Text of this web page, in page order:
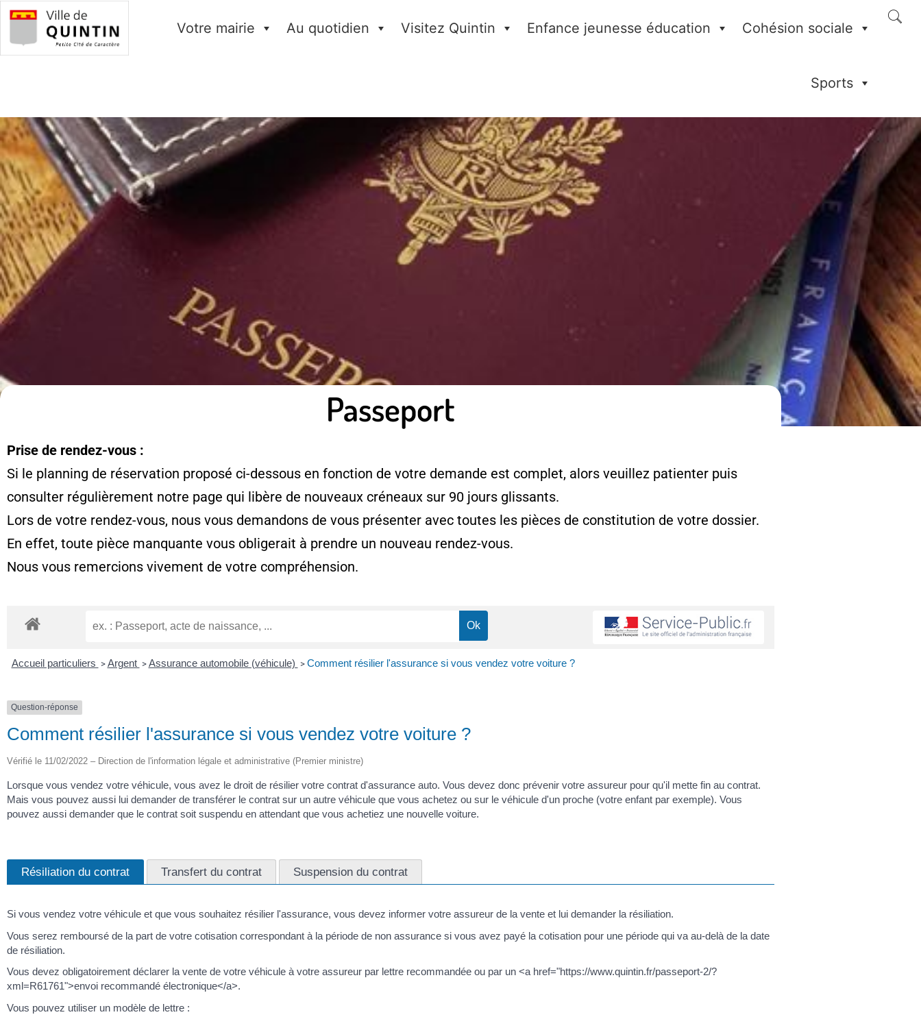
Votre mairie Au quotidien Visitez Quintin Enfance jeunesse éducation Cohésion sociale
Sports
Passeport
Prise de rendez-vous :
Si le planning de réservation proposé ci-dessous en fonction de votre demande est complet, alors veuillez patienter puis
consulter régulièrement notre page qui libère de nouveaux créneaux sur 90 jours glissants.
Lors de votre rendez-vous, nous vous demandons de vous présenter avec toutes les pièces de constitution de votre dossier.
En effet, toute pièce manquante vous obligerait à prendre un nouveau rendez-vous.
Nous vous remercions vivement de votre compréhension.
Accueil particuliers > Argent > Assurance automobile (véhicule) > Comment résilier l'assurance si vous vendez votre voiture ?
Question-réponse
Comment résilier l'assurance si vous vendez votre voiture ?
Vérifié le 11/02/2022 – Direction de l'information légale et administrative (Premier ministre)
Lorsque vous vendez votre véhicule, vous avez le droit de résilier votre contrat d'assurance auto. Vous devez donc prévenir votre assureur pour qu'il mette fin au contrat.
Mais vous pouvez aussi lui demander de transférer le contrat sur un autre véhicule que vous achetez ou sur le véhicule d'un proche (votre enfant par exemple). Vous
pouvez aussi demander que le contrat soit suspendu en attendant que vous achetiez une nouvelle voiture.
Résiliation du contrat Transfert du contrat Suspension du contrat
Si vous vendez votre véhicule et que vous souhaitez résilier l'assurance, vous devez informer votre assureur de la vente et lui demander la résiliation.
Vous serez remboursé de la part de votre cotisation correspondant à la période de non assurance si vous avez payé la cotisation pour une période qui va au-delà de la date
de résiliation.
Vous devez obligatoirement déclarer la vente de votre véhicule à votre assureur par lettre recommandée ou par un <a href="https://www.quintin.fr/passeport-2/?
xml=R61761">envoi recommandé électronique</a>.
Vous pouvez utiliser un modèle de lettre :